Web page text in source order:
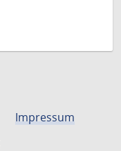
Impressum